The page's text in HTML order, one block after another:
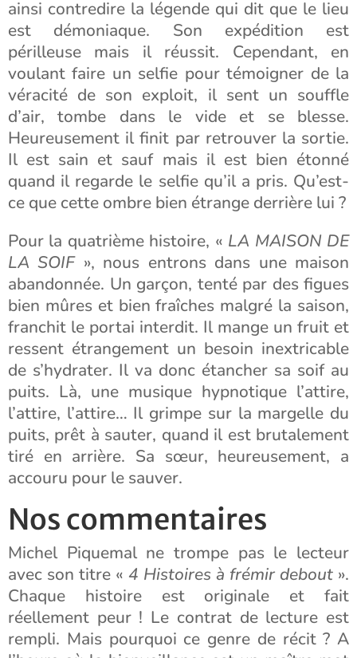
ainsi contredire la légende qui dit que le lieu
est démoniaque. Son expédition est
périlleuse mais il réussit. Cependant, en
voulant faire un selfie pour témoigner de la
véracité de son exploit, il sent un souffle
d’air, tombe dans le vide et se blesse.
Heureusement il finit par retrouver la sortie.
Il est sain et sauf mais il est bien étonné
quand il regarde le selfie qu’il a pris. Qu’est-
ce que cette ombre bien étrange derrière lui ?
Pour la quatrième histoire, « LA MAISON DE
LA SOIF», nous entrons dans une maison
abandonnée. Un garçon, tenté par des figues
bien mûres et bien fraîches malgré la saison,
franchit le portai interdit. Il mange un fruit et
ressent étrangement un besoin inextricable
de s’hydrater. Il va donc étancher sa soif au
puits. Là, une musique hypnotique l’attire,
l’attire, l’attire… Il grimpe sur la margelle du
puits, prêt à sauter, quand il est brutalement
tiré en arrière. Sa sœur, heureusement, a
accouru pour le sauver.
Nos commentaires
Michel Piquemal ne trompe pas le lecteur
avec son titre « 4 Histoires à frémir debout ».
Chaque histoire est originale et fait
réellement peur ! Le contrat de lecture est
rempli. Mais pourquoi ce genre de récit ? A